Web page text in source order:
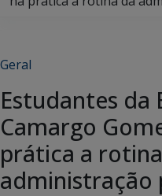
Geral
Estudantes da
Camargo
prática a
administração